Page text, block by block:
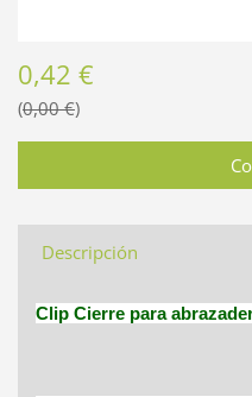
0,42 €
0,00 €
Descripción
Clip Cierre para